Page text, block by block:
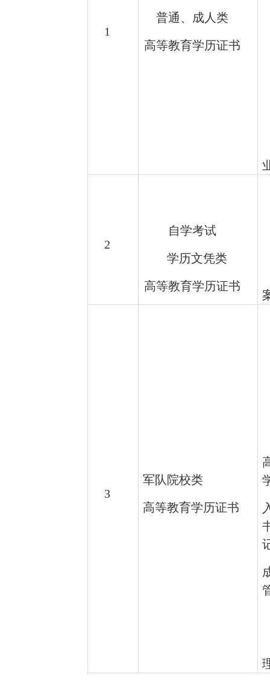
1
普通、成人类
高等教育学历证书
2
自学考试
学历文凭类
高等教育学历证书
3
军队院校类
高等教育学历证书